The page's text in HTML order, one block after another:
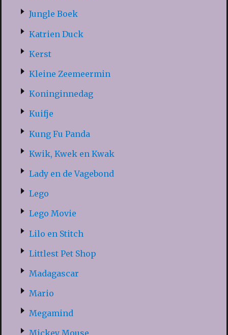
Jungle Boek
Katrien Duck
Kerst
Kleine Zeemeermin
Koninginnedag
Kuifje
Kung Fu Panda
Kwik, Kwek en Kwak
Lady en de Vagebond
Lego
Lego Movie
Lilo en Stitch
Littlest Pet Shop
Madagascar
Mario
Megamind